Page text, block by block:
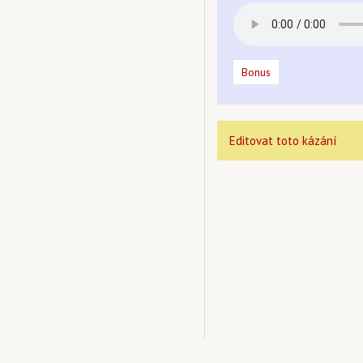
Bonus
Editovat toto kázání